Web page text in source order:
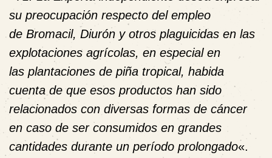
su preocupación respecto del empleo
de Bromacil, Diurón y otros plaguicidas en las
explotaciones agrícolas, en especial en
las plantaciones de piña tropical, habida
cuenta de que esos productos han sido
relacionados con diversas formas de cáncer
en caso de ser consumidos en grandes
cantidades durante un período prolongado«.